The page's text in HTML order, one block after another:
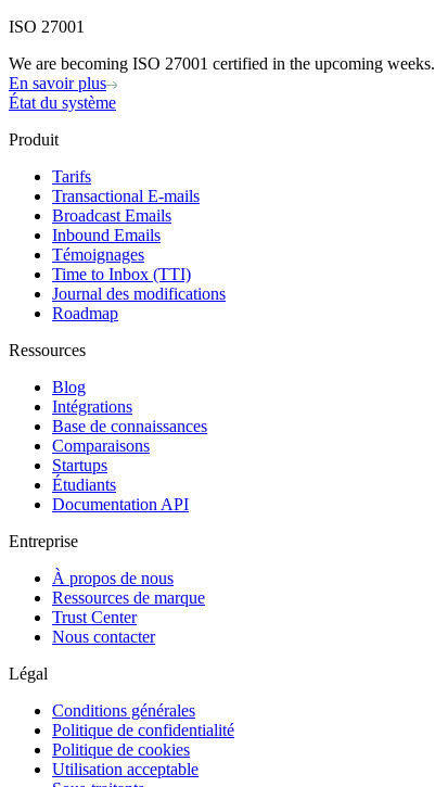
ISO 27001
We are becoming ISO 27001 certified in the upcoming weeks.
En savoir plus
État du système
Produit
Tarifs
Transactional E-mails
Broadcast Emails
Inbound Emails
Témoignages
Time to Inbox (TTI)
Journal des modifications
Roadmap
Ressources
Blog
Intégrations
Base de connaissances
Comparaisons
Startups
Étudiants
Documentation API
Entreprise
À propos de nous
Ressources de marque
Trust Center
Nous contacter
Légal
Conditions générales
Politique de confidentialité
Politique de cookies
Utilisation acceptable